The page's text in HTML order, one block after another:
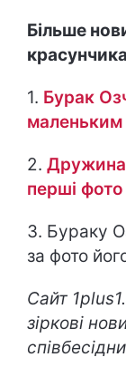
Більше
1. Бурак
2. Дружина
перші фото
3. Бураку
за фото
Сайт
зіркові